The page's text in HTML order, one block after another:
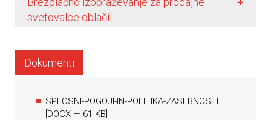
svetovalce oblačil
Dokumenti
SPLOSNI-POGOJI-IN-POLITIKA-ZASEBNOSTI
DOCX — 61 KB]